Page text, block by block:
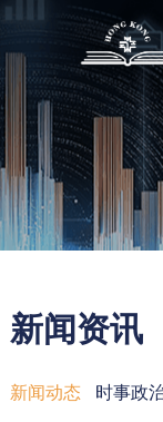
新闻资讯
新闻动态 时事政